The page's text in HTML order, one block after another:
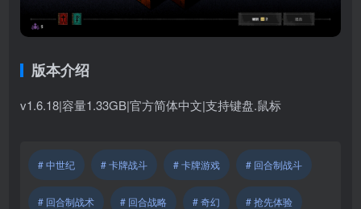
版本介绍
v1.6.18|容量1.33GB|官方简体中文|支持键盘.鼠标
# 中世纪 # 卡牌战斗 # 卡牌游戏 # 回合制战斗
# 回合制战术 # 回合战略 # 奇幻 # 抢先体验